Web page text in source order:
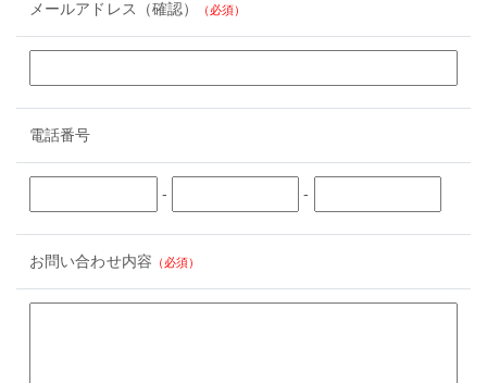
メールアドレス（確認） （必須）
電話番号
- -
お問い合わせ内容 （必須）